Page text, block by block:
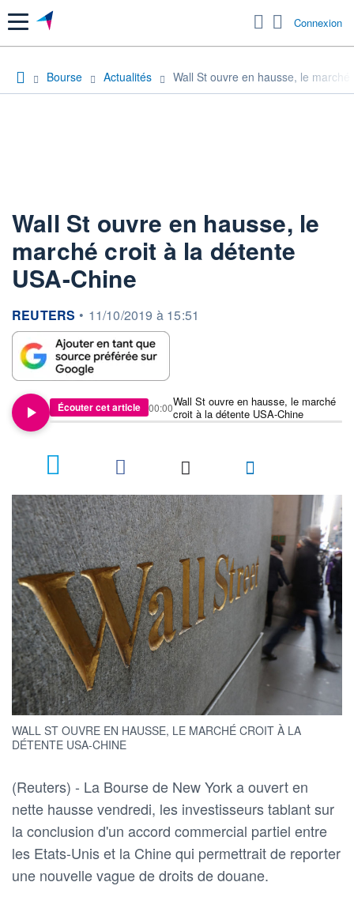
Menu Connexion
Bourse Actualités Wall St ouvre en hausse, le
Wall St ouvre en hausse, le
marché croit à la détente
USA-Chine
information fournie par
REUTERS • 11/10/2019 à 15:51
Écouter cet article
Wall St ouvre en hausse, le marché
croit à la détente USA-Chine
00:00
WALL ST OUVRE EN HAUSSE, LE MARCHÉ CROIT À LA
DÉTENTE USA-CHINE
(Reuters) - La Bourse de New York a ouvert en
nette hausse vendredi, les investisseurs tablant sur
la conclusion d'un accord commercial partiel entre
les Etats-Unis et la Chine qui permettrait de reporter
une nouvelle vague de droits de douane.